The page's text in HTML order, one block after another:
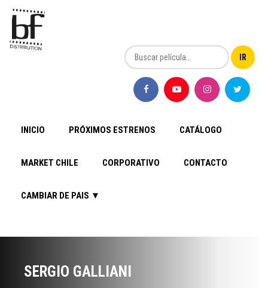
INICIO PRÓXIMOS ESTRENOS CATÁLOGO
MARKET CHILE CORPORATIVO CONTACTO
CAMBIAR DE PAIS ▼
SERGIO GALLIANI